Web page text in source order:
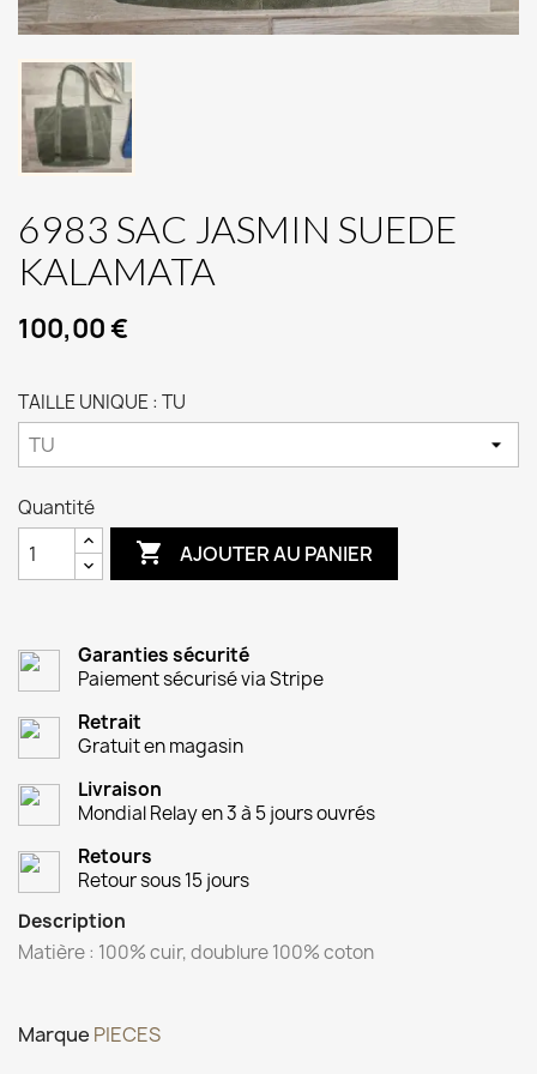
6983 SAC JASMIN SUEDE
KALAMATA
100,00 €
TAILLE UNIQUE : TU
Quantité
 AJOUTER AU PANIER
Garanties sécurité
Paiement sécurisé via Stripe
Retrait
Gratuit en magasin
Livraison
Mondial Relay en 3 à 5 jours ouvrés
Retours
Retour sous 15 jours
Description
Matière : 100% cuir, doublure 100% coton
Marque PIECES